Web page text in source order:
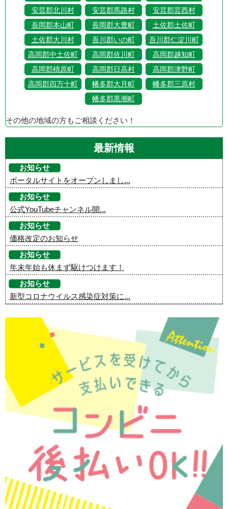
安芸郡北川村
安芸郡馬路村
安芸郡芸西村
長岡郡本山町
長岡郡大豊町
土佐郡土佐町
土佐郡大川村
吾川郡いの町
吾川郡仁淀川町
高岡郡中土佐町
高岡郡佐川町
高岡郡越知町
高岡郡檮原町
高岡郡日高村
高岡郡津野町
高岡郡四万十町
幡多郡大月町
幡多郡三原村
幡多郡黒潮町
その他の地域の方もご相談ください！
最新情報
お知らせ
ポータルサイトをオープンしまし...
お知らせ
公式YouTubeチャンネル開...
お知らせ
価格改定のお知らせ
お知らせ
年末年始も休まず駆けつけます！
お知らせ
新型コロナウイルス感染症対策に...